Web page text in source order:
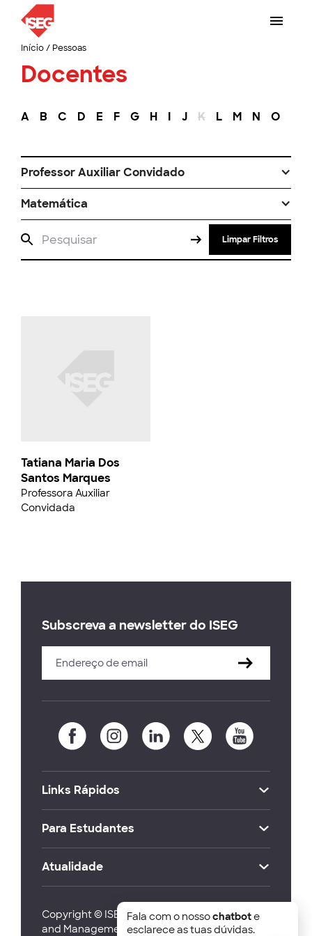
Início/ Pessoas
Docentes
A B C D E F G H I J K L M N O
Professor Auxiliar Convidado
Matemática
Limpar Filtros
Tatiana Maria Dos
Santos Marques
Professora Auxiliar
Convidada
Subscreva a newsletter do ISEG
Links Rápidos
Para Estudantes
Atualidade
Copyright © ISEG Lisbon School of Economics
and Management 2026
Fala com o nossochatbote
esclarece as tuas dúvidas.